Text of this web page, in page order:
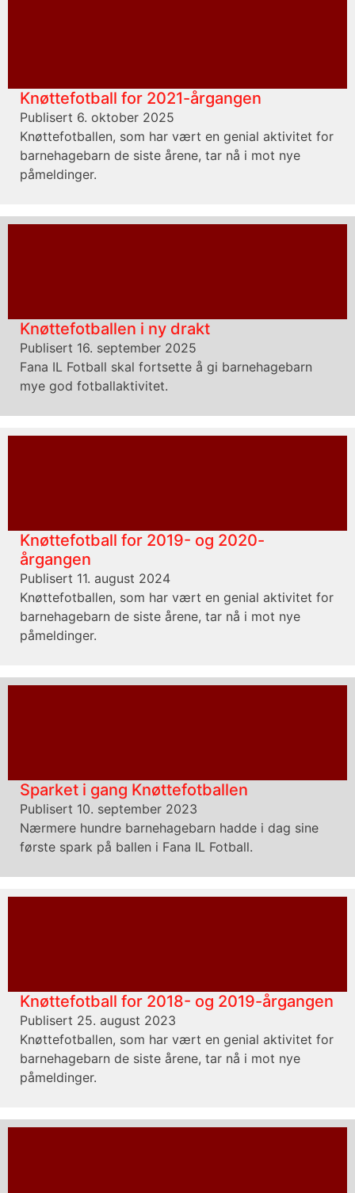
Knøttefotball for 2021-årgangen
Publisert 6. oktober 2025
Knøttefotballen, som har vært en genial aktivitet for
barnehagebarn de siste årene, tar nå i mot nye
påmeldinger.
Knøttefotballen i ny drakt
Publisert 16. september 2025
Fana IL Fotball skal fortsette å gi barnehagebarn
mye god fotballaktivitet.
Knøttefotball for 2019- og 2020-
årgangen
Publisert 11. august 2024
Knøttefotballen, som har vært en genial aktivitet for
barnehagebarn de siste årene, tar nå i mot nye
påmeldinger.
Sparket i gang Knøttefotballen
Publisert 10. september 2023
Nærmere hundre barnehagebarn hadde i dag sine
første spark på ballen i Fana IL Fotball.
Knøttefotball for 2018- og 2019-årgangen
Publisert 25. august 2023
Knøttefotballen, som har vært en genial aktivitet for
barnehagebarn de siste årene, tar nå i mot nye
påmeldinger.